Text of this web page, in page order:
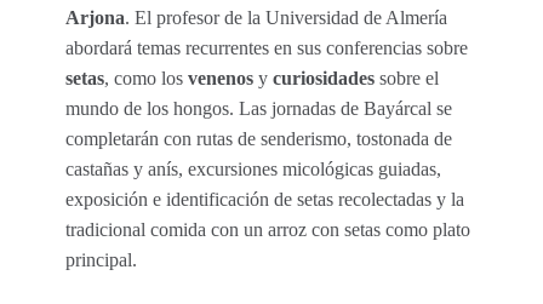
Arjona. El profesor de la Universidad de Almería
abordará temas recurrentes en sus conferencias sobre
setas, como los venenos y curiosidades sobre el
mundo de los hongos. Las jornadas de Bayárcal se
completarán con rutas de senderismo, tostonada de
castañas y anís, excursiones micológicas guiadas,
exposición e identificación de setas recolectadas y la
tradicional comida con un arroz con setas como plato
principal.